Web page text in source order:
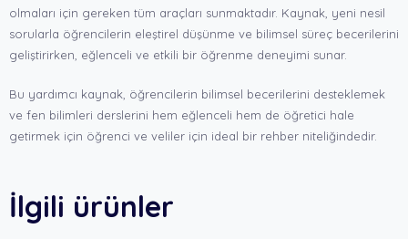
olmaları için gereken tüm araçları sunmaktadır. Kaynak, yeni nesil
sorularla öğrencilerin eleştirel düşünme ve bilimsel süreç becerilerini
geliştirirken, eğlenceli ve etkili bir öğrenme deneyimi sunar.
Bu yardımcı kaynak, öğrencilerin bilimsel becerilerini desteklemek
ve fen bilimleri derslerini hem eğlenceli hem de öğretici hale
getirmek için öğrenci ve veliler için ideal bir rehber niteliğindedir.
İlgili ürünler